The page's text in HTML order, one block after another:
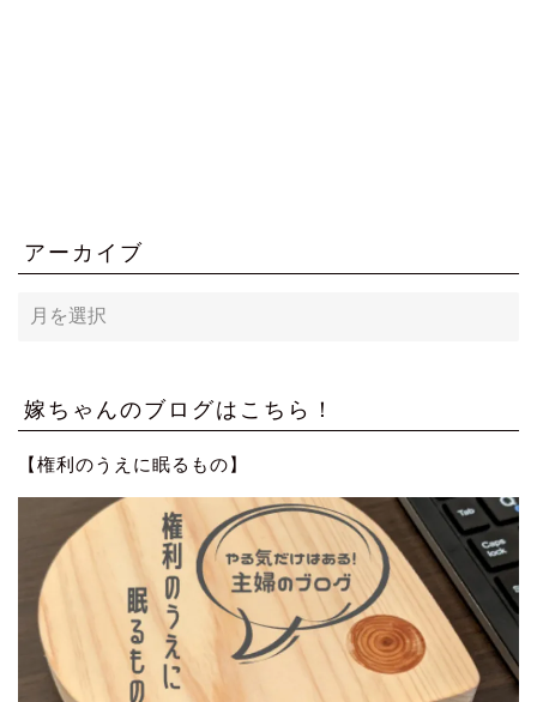
アーカイブ
ア
ー
ブ
嫁ちゃんのブログはこちら！
【権利のうえに眠るもの】